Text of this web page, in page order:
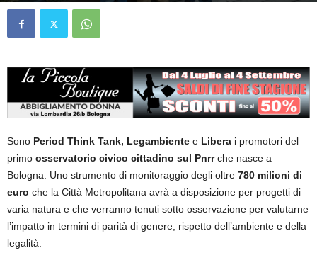
Sono Period Think Tank, Legambiente e Libera i promotori del
primo osservatorio civico cittadino sul Pnrrche nasce a
Bologna. Uno strumento di monitoraggio degli oltre 780 milioni di
euro che la Città Metropolitana avrà a disposizione per progetti di
varia natura e che verranno tenuti sotto osservazione per valutarne
l’impatto in termini di parità di genere, rispetto dell’ambiente e della
legalità.